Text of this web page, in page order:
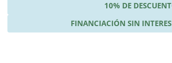
10% DE
FINANCIACIÓN SIN